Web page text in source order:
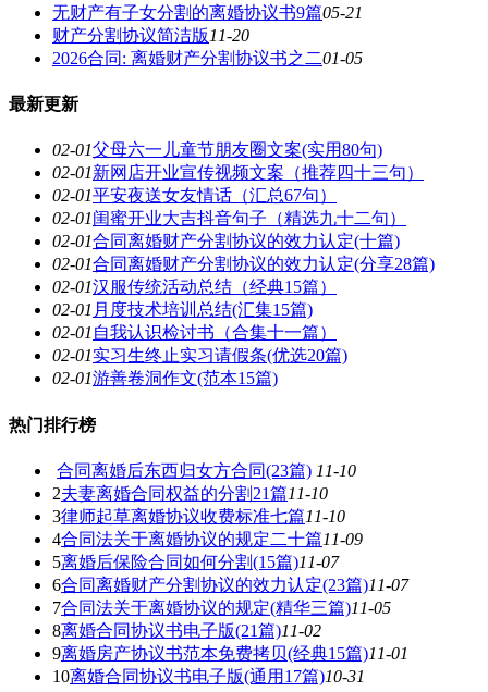
无财产有子女分割的离婚协议书9篇05-21
财产分割协议简洁版 11-20
2026合同: 离婚财产分割协议书之二01-05
最新更新
02-01父母六一儿童节朋友圈文案(实用80句)
02-01新网店开业宣传视频文案（推荐四十三句）
02-01平安夜送女友情话（汇总67句）
02-01闺蜜开业大吉抖音句子（精选九十二句）
02-01合同离婚财产分割协议的效力认定(十篇)
02-01合同离婚财产分割协议的效力认定(分享28篇)
02-01汉服传统活动总结（经典15篇）
02-01 月度技术培训总结(汇集15篇)
02-01 自我认识检讨书（合集十一篇）
02-01实习生终止实习请假条(优选20篇)
02-01游善卷洞作文(范本15篇)
热门排行榜
合同离婚后东西归女方合同(23篇) 11-10
2夫妻离婚合同权益的分割21篇11-10
3律师起草离婚协议收费标准七篇11-10
4合同法关于离婚协议的规定二十篇11-09
5离婚后保险合同如何分割(15篇)11-07
6合同离婚财产分割协议的效力认定(23篇)11-07
7合同法关于离婚协议的规定(精华三篇)11-05
8离婚合同协议书电子版(21篇)11-02
9离婚房产协议书范本免费拷贝(经典15篇)11-01
10离婚合同协议书电子版(通用17篇)10-31